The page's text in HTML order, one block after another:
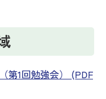
第1回勉強会） (PDF